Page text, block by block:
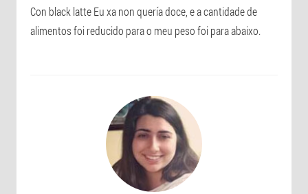
Con black latte Eu xa non quería doce, e a cantidade de
alimentos foi reducido para o meu peso foi para abaixo.